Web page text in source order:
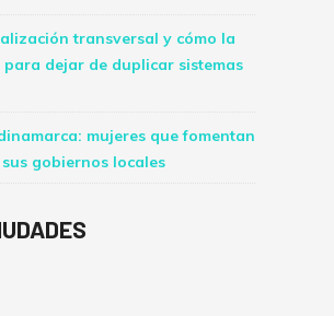
transversal y cómo la
dejar de duplicar sistemas
mujeres que fomentan
gobiernos locales